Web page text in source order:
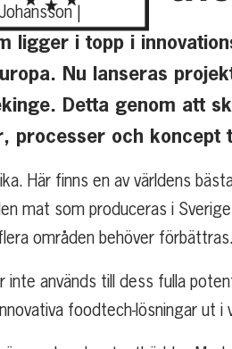
|
ligger i topp i
Nu lanseras
Detta genom att
processer och
Här finns en av världens
mat som produceras i
områden behöver förbättras.
används till dess fulla
foodtech-lösningar ut